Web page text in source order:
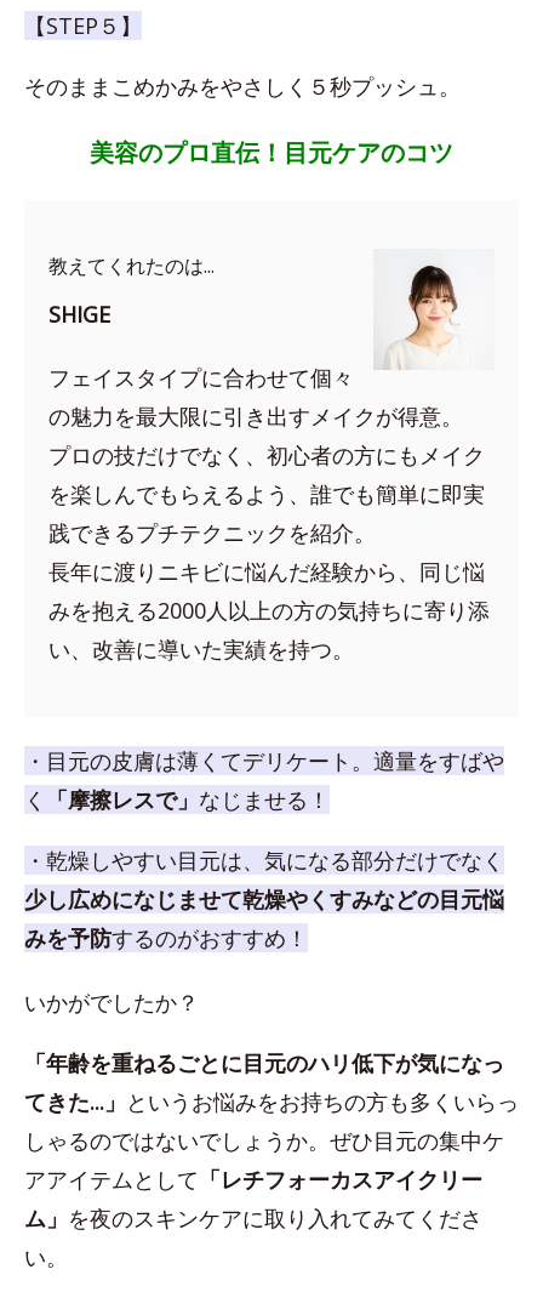
【STEP５】
そのままこめかみをやさしく５秒プッシュ。
美容のプロ直伝！目元ケアのコツ
教えてくれたのは...
SHIGE
フェイスタイプに合わせて個々
の魅力を最大限に引き出すメイクが得意。
プロの技だけでなく、初心者の方にもメイク
を楽しんでもらえるよう、誰でも簡単に即実
践できるプチテクニックを紹介。
長年に渡りニキビに悩んだ経験から、同じ悩
みを抱える2000人以上の方の気持ちに寄り添
い、改善に導いた実績を持つ。
・目元の皮膚は薄くてデリケート。適量をすばや
く
「摩擦レスで」 なじませる！
・乾燥しやすい目元は、気になる部分だけでなく
少し広めになじませて乾燥やくすみなどの目元悩
みを予防するのがおすすめ！
いかがでしたか？
「年齢を重ねるごとに目元のハリ低下が気になっ
てきた...」 というお悩みをお持ちの方も多くいらっ
しゃるのではないでしょうか。ぜひ目元の集中ケ
アアイテムとして 「レチフォーカスアイクリー
ム」 を夜のスキンケアに取り入れてみてくださ
い。